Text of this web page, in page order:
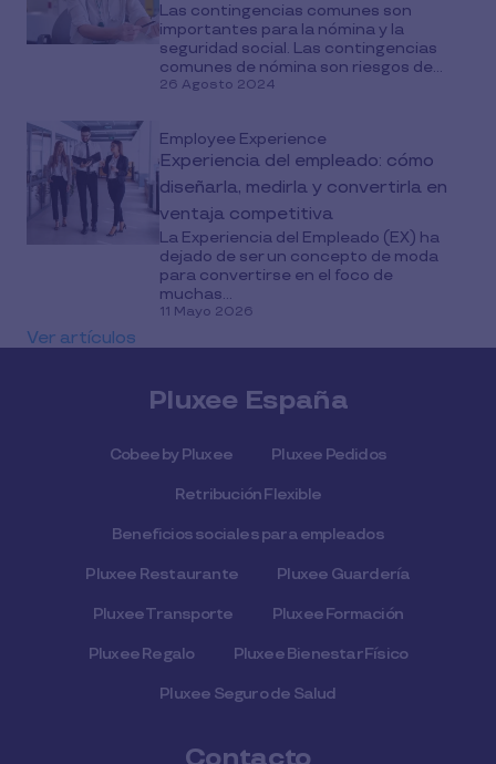
Las contingencias comunes son
importantes para la nómina y la
seguridad social. Las contingencias
comunes de nómina son riesgos de...
26 Agosto 2024
Employee Experience
Experiencia del empleado: cómo
diseñarla, medirla y convertirla en
ventaja competitiva
La Experiencia del Empleado (EX) ha
dejado de ser un concepto de moda
para convertirse en el foco de
muchas...
11 Mayo 2026
Ver artículos
Pluxee España
Cobee by Pluxee Pluxee Pedidos
Retribución Flexible
Beneficios sociales para empleados
Pluxee Restaurante Pluxee Guardería
Pluxee Transporte Pluxee Formación
Pluxee Regalo Pluxee Bienestar Físico
Pluxee Seguro de Salud